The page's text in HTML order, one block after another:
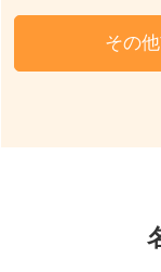
その